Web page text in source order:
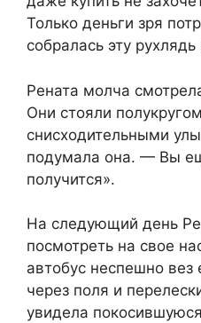
Только деньги зря
собралась эту
Рената молча
Они стояли
снисходительными
подумала она. — Вы
получится».
На следующий день
посмотреть на свое
автобус неспешно вез
через поля и
увидела